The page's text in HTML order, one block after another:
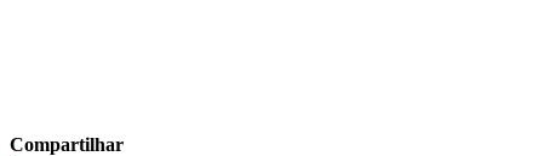
Compartilhar